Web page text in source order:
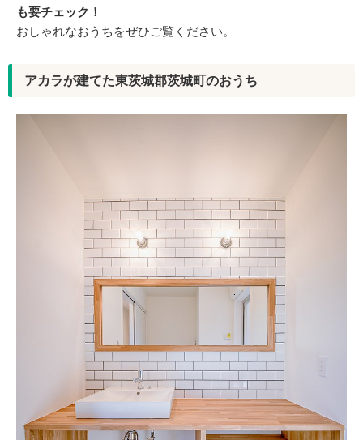
も要チェック！
おしゃれなおうちをぜひご覧ください。
アカラが建てた東茨城郡茨城町のおうち